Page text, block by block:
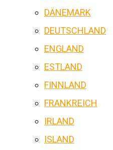
DÄNEMARK
DEUTSCHLAND
ENGLAND
ESTLAND
FINNLAND
FRANKREICH
IRLAND
ISLAND